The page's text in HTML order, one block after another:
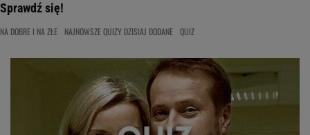
Sprawdź się!
NA DOBRE I NA ZŁE NAJNOWSZE QUIZY DZISIAJ DODANE QUIZ